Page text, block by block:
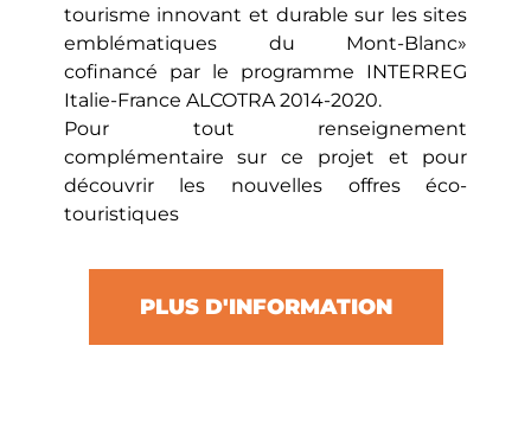
tourisme innovant et durable sur les sites
emblématiques du Mont-Blanc»
cofinancé par le programme INTERREG
Italie-France ALCOTRA 2014-2020.
Pour tout renseignement
complémentaire sur ce projet et pour
découvrir les nouvelles offres éco-
touristiques
PLUS D'INFORMATION